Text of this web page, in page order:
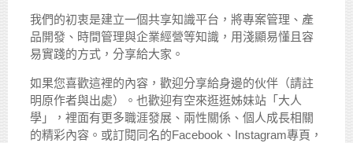
我們的初衷是建立一個共享知識平台，將專案管理、產
品開發、時間管理與企業經營等知識，用淺顯易懂且容
易實踐的方式，分享給大家。
如果您喜歡這裡的內容，歡迎分享給身邊的伙伴（請註
明原作者與出處）。也歡迎有空來逛逛姊妹站「大人
學」，裡面有更多職涯發展、兩性關係、個人成長相關
的精彩內容。或訂閱同名的Facebook、Instagram專頁，